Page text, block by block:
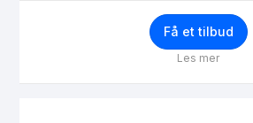
Få et tilbud
Les mer